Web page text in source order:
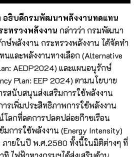
อธิบดีกรมพัฒนาพลังงานทดแทน
ะทรวงพลังงาน กล่าวว่า กรมพัฒนา
ษ์พลังงาน กระทรวงพลังงาน ได้จัดทำ
และพลังงานทางเลือก (Alternative
AEDP2024) และแผนอนุรักษ์
Plan: EEP 2024) ตามนโยบาย
สนับสนุนส่งเสริมการใช้พลังงาน
รเพิ่มประสิทธิภาพการใช้พลังงาน
ลกที่ลดการปลดปล่อยก๊าซเรือน
มการใช้พลังงาน (Energy Intensity)
ภายในปี พ.ศ.2580 ทั้งนี้ในมิติต่างๆ ที่